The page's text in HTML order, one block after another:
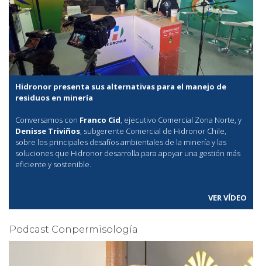
Hidronor presenta sus alternativas para el manejo de
residuos en minería
Conversamos con Franco Cid, ejecutivo Comercial Zona Norte, y
Denisse Triviños, subgerente Comercial de Hidronor Chile,
sobre los principales desafíos ambientales de la minería y las
soluciones que Hidronor desarrolla para apoyar una gestión más
eficiente y sostenible.
VER VÍDEO
Podcast Conpermisología